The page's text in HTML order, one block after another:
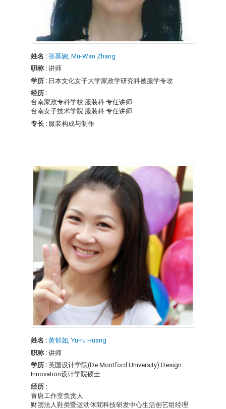
姓名 : 张慕婉, Mu-Wan Zhang
职称 : 讲师
学历 : 日本文化女子大学家政学研究科被服学专攻
经历 :
台南家政专科学校 服装科 专任讲师
台南女子技术学院 服装科 专任讲师
专长 : 服装构成与制作
姓名 : 黄郁如, Yu-ru Huang
职称 : 讲师
学历 : 英国设计学院(De Montford University) Design
Innovation设计学院硕士
经历 :
青唐工作室负责人
财团法人鞋类暨运动休閒科技研发中心生活创艺组经理